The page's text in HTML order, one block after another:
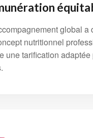
global a
nutritionnel
une tarification adaptée